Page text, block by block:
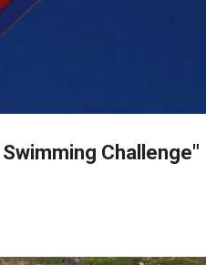
στο κύριο περιεχόμενο
Challenge"